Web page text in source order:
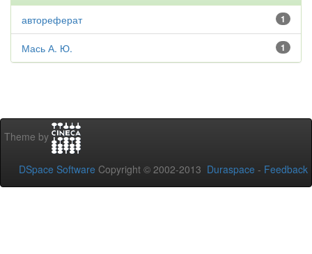
1
автореферат
1
Мась А. Ю.
Theme by
DSpace Software Copyright © 2002-2013 Duraspace - Feedback